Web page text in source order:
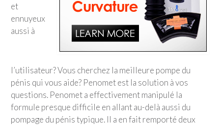
et
ennuyeux
aussi à
l’utilisateur? Vous cherchez la meilleure pompe du
pénis qui vous aide? Penomet est la solution à vos
questions. Penomet a effectivement manipulé la
formule presque difficile en allant au-delà aussi du
pompage du pénis typique. Il a en fait remporté deux